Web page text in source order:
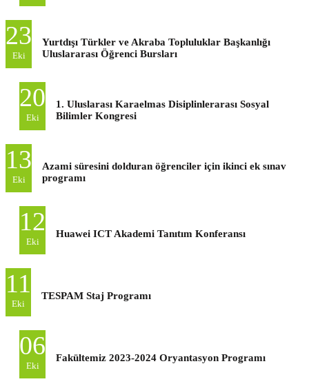
23
Eki
Yurtdışı Türkler ve Akraba Topluluklar Başkanlığı
Uluslararası Öğrenci Bursları
20
Eki
1. Uluslarası Karaelmas Disiplinlerarası Sosyal
Bilimler Kongresi
13
Eki
Azami süresini dolduran öğrenciler için ikinci ek sınav
programı
12
Eki
Huawei ICT Akademi Tanıtım Konferansı
11
Eki
TESPAM Staj Programı
06
Eki
Fakültemiz 2023-2024 Oryantasyon Programı